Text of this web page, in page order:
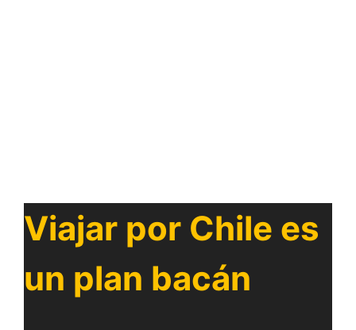
Viajar por Chile es
un plan bacán